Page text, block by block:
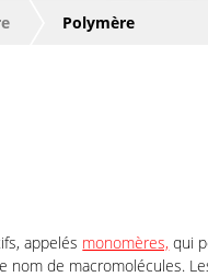
Polymère
appelés monomères, qui
de macromolécules.